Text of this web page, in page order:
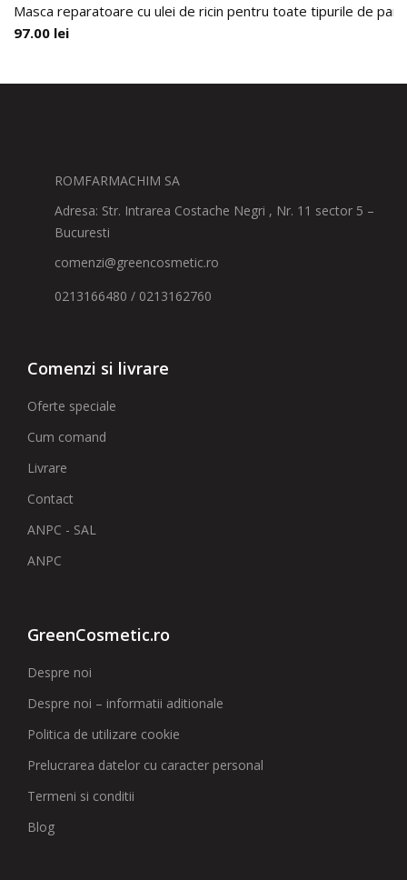
Masca reparatoare cu ulei de ricin pentru toate tipurile de par,
97.00 lei
ROMFARMACHIM SA
Adresa: Str. Intrarea Costache Negri , Nr. 11 sector 5 –
Bucuresti
comenzi@greencosmetic.ro
0213166480 / 0213162760
Comenzi si livrare
Oferte speciale
Cum comand
Livrare
Contact
ANPC - SAL
ANPC
GreenCosmetic.ro
Despre noi
Despre noi – informatii aditionale
Politica de utilizare cookie
Prelucrarea datelor cu caracter personal
Termeni si conditii
Blog